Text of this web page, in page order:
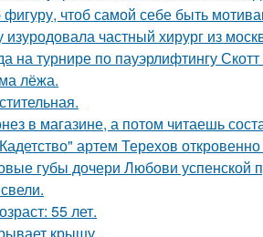
чтоб самой себе быть
изуродовала частный хирург из
на турнире по пауэрлифтингу
лёжа.
в магазине, а потом читаешь
артем Терехов
губы дочери Любови успенской
55 лет.